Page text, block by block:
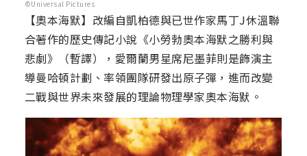
©Universal Pictures
【奧本海默】改編自凱柏德與已世作家馬丁J休溫聯
合著作的歷史傳記小說《小勞勃奧本海默之勝利與
悲劇》（暫譯），愛爾蘭男星席尼墨菲則是飾演主
導曼哈頓計劃、率領團隊研發出原子彈，進而改變
二戰與世界未來發展的理論物理學家奧本海默。